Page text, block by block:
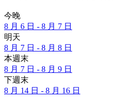
今晚
8 月 6 日 - 8 月 7 日
明天
8 月 7 日 - 8 月 8 日
本週末
8 月 7 日 - 8 月 9 日
下週末
8 月 14 日 - 8 月 16 日